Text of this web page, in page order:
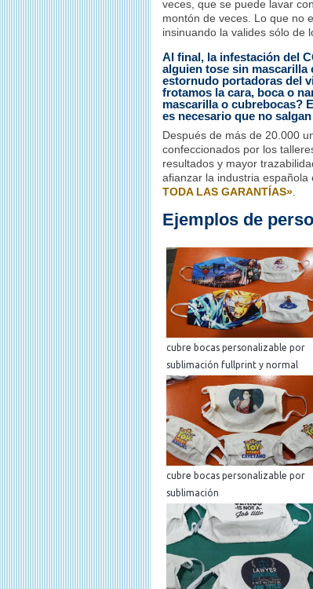
veces, que se puede lavar
montón de veces. Lo que no
insinuando la valides sólo de
Al final, la infestación del
alguien tose sin
estornudo portadoras del
frotamos la cara, boca o
mascarilla o cubrebocas?
es necesario que no
Después de más de 20.000
confeccionados por los
resultados y mayor
afianzar la industria
TODA LAS GARANTÍAS»
Ejemplos de
cubre bocas personalizable por
sublimación fullprint y normal
cubre bocas personalizable por
sublimación